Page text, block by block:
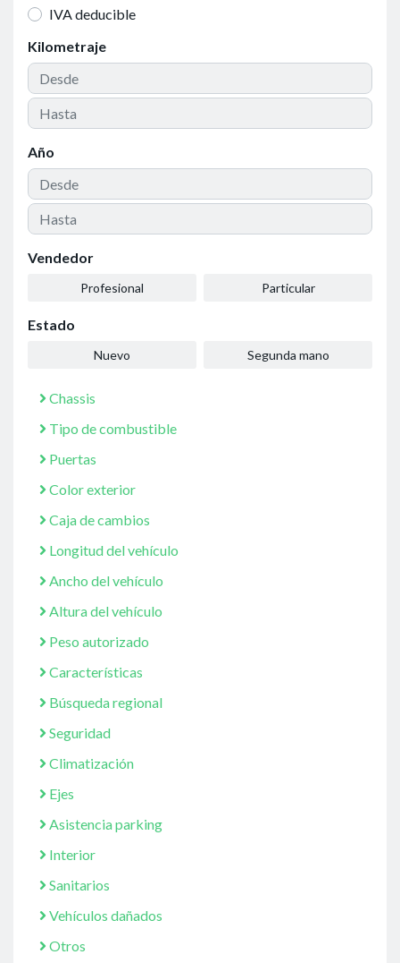
IVA deducible
Kilometraje
Año
Vendedor
Profesional Particular
Estado
Nuevo Segunda mano
Chassis
Tipo de combustible
Puertas
Color exterior
Caja de cambios
Longitud del vehículo
Ancho del vehículo
Altura del vehículo
Peso autorizado
Características
Búsqueda regional
Seguridad
Climatización
Ejes
Asistencia parking
Interior
Sanitarios
Vehículos dañados
Otros